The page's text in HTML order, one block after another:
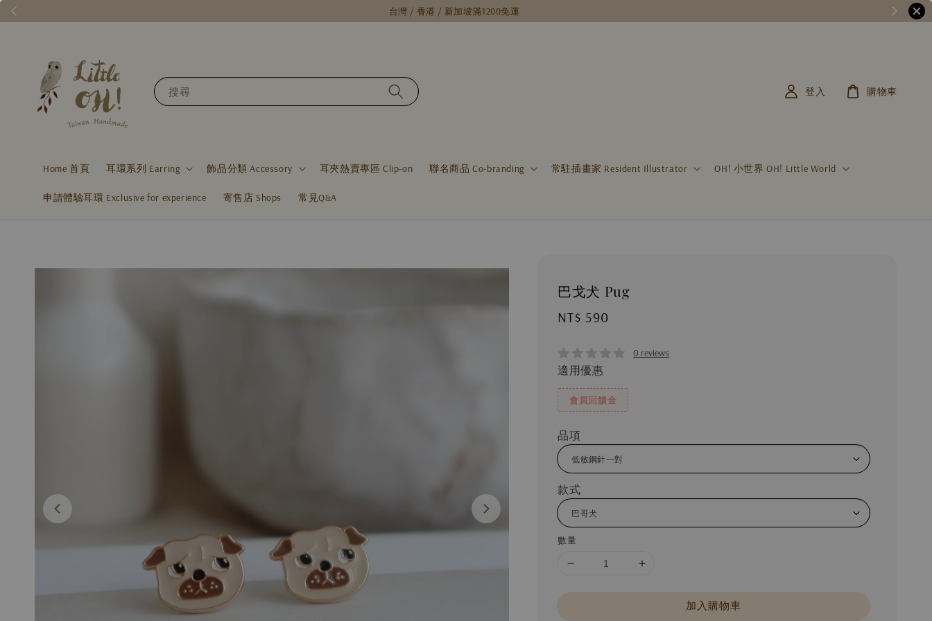
台灣 / 香港 / 新加坡滿1200免運
搜尋
Home 首頁 耳環系列 Earring 飾品分類 Accessory 耳夾熱賣專區 Clip-on 聯名商品 Co-branding 常駐插畫家 Resident Illustrator OH! 小世界 OH! Little World
申請體驗耳環 Exclusive for experience 寄售店 Shops 常見Q&A
登入 購物車
巴戈犬 Pug
Regular
NT$ 590
0 reviews
適用優惠
會員回饋金
品項
款式
數量
加入購物車